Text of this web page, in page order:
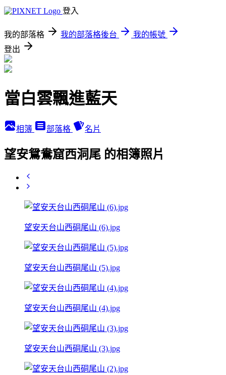
登入
我的部落格 我的部落格後台
我的帳號
登出
當白雲飄進藍天
相簿 部落格 名片
望安鴛鴦窟西洞尾 的相簿照片
望安天台山西硐尾山 (6).jpg
望安天台山西硐尾山 (5).jpg
望安天台山西硐尾山 (4).jpg
望安天台山西硐尾山 (3).jpg